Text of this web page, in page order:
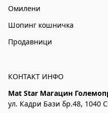
Омилени
Шопинг кошничка
Продавници
КОНТАКТ ИНФО
Mat Star Магацин
ул. Кадри Бази бр.48, 1040